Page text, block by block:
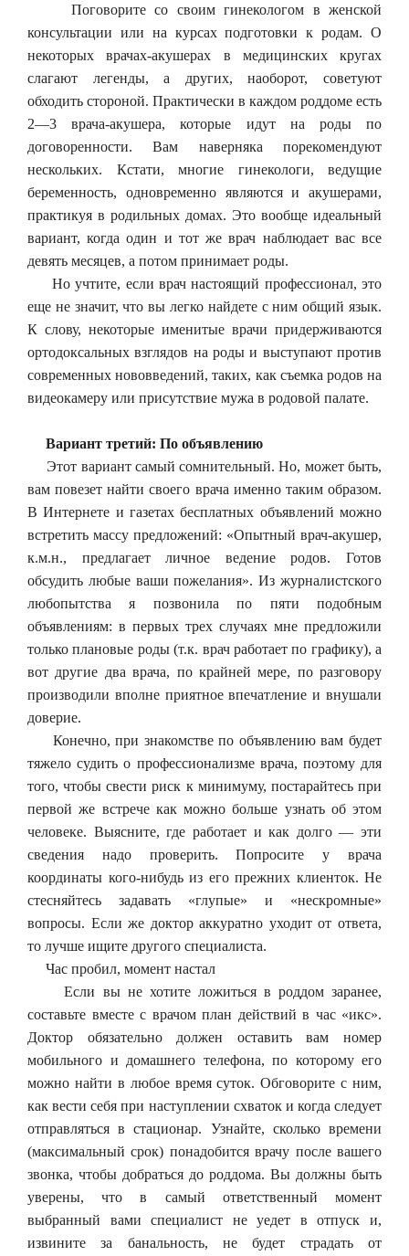
Поговорите со своим гинекологом в женской
консультации или на курсах подготовки к родам. О
некоторых врачах-акушерах в медицинских кругах
слагают легенды, а других, наоборот, советуют
обходить стороной. Практически в каждом роддоме есть
2—3 врача-акушера, которые идут на роды по
договоренности. Вам наверняка порекомендуют
нескольких. Кстати, многие гинекологи, ведущие
беременность, одновременно являются и акушерами,
практикуя в родильных домах. Это вообще идеальный
вариант, когда один и тот же врач наблюдает вас все
девять месяцев, а потом принимает роды.
Но учтите, если врач настоящий профессионал, это
еще не значит, что вы легко найдете с ним общий язык.
К слову, некоторые именитые врачи придерживаются
ортодоксальных взглядов на роды и выступают против
современных нововведений, таких, как съемка родов на
видеокамеру или присутствие мужа в родовой палате.
Вариант третий: По объявлению
Этот вариант самый сомнительный. Но, может быть,
вам повезет найти своего врача именно таким образом.
В Интернете и газетах бесплатных объявлений можно
встретить массу предложений: «Опытный врач-акушер,
к.м.н., предлагает личное ведение родов. Готов
обсудить любые ваши пожелания». Из журналистского
любопытства я позвонила по пяти подобным
объявлениям: в первых трех случаях мне предложили
только плановые роды (т.к. врач работает по графику), а
вот другие два врача, по крайней мере, по разговору
производили вполне приятное впечатление и внушали
доверие.
Конечно, при знакомстве по объявлению вам будет
тяжело судить о профессионализме врача, поэтому для
того, чтобы свести риск к минимуму, постарайтесь при
первой же встрече как можно больше узнать об этом
человеке. Выясните, где работает и как долго — эти
сведения надо проверить. Попросите у врача
координаты кого-нибудь из его прежних клиенток. Не
стесняйтесь задавать «глупые» и «нескромные»
вопросы. Если же доктор аккуратно уходит от ответа,
то лучше ищите другого специалиста.
Час пробил, момент настал
Если вы не хотите ложиться в роддом заранее,
составьте вместе с врачом план действий в час «икс».
Доктор обязательно должен оставить вам номер
мобильного и домашнего телефона, по которому его
можно найти в любое время суток. Обговорите с ним,
как вести себя при наступлении схваток и когда следует
отправляться в стационар. Узнайте, сколько времени
(максимальный срок) понадобится врачу после вашего
звонка, чтобы добраться до роддома. Вы должны быть
уверены, что в самый ответственный момент
выбранный вами специалист не уедет в отпуск и,
извините за банальность, не будет страдать от